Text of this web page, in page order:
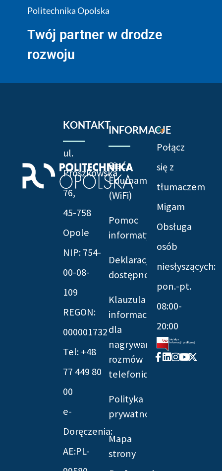
Politechnika Opolska
Twój partner w drodze
rozwoju
KONTAKT
ul.
Prószkowska
76,
45-758
Opole
NIP: 754-
00-08-
109
REGON:
000001732
Tel: +48
77 449 80
00
e-
Doręczenia:
AE:PL-
INFORMACJE
Sieć
Eduroam
(WiFi)
Pomoc
informatyczna
Deklaracja
dostępności
Klauzula
informacyjna
dla
nagrywania
rozmów
telefonicznych
Polityka
prywatności
Mapa
strony
Połącz
się z
tłumaczem
Migam
Obsługa
osób
niesłyszących:
pon.-pt.
08:00-
20:00
Facebook-
f
Linkedin
Instagram
Youtube
X-